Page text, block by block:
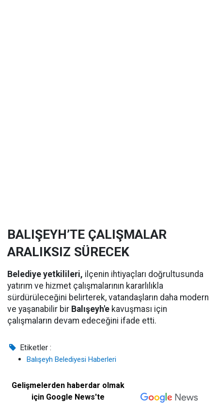
BALIŞEYH’TE ÇALIŞMALAR
ARALIKSIZ SÜRECEK
Belediye yetkilileri, ilçenin ihtiyaçları doğrultusunda
yatırım ve hizmet çalışmalarının kararlılıkla
sürdürüleceğini belirterek, vatandaşların daha modern
ve yaşanabilir bir Balışeyh'e kavuşması için
çalışmaların devam edeceğini ifade etti.
Etiketler :
Balışeyh Belediyesi Haberleri
Gelişmelerden haberdar olmak
için Google News'te